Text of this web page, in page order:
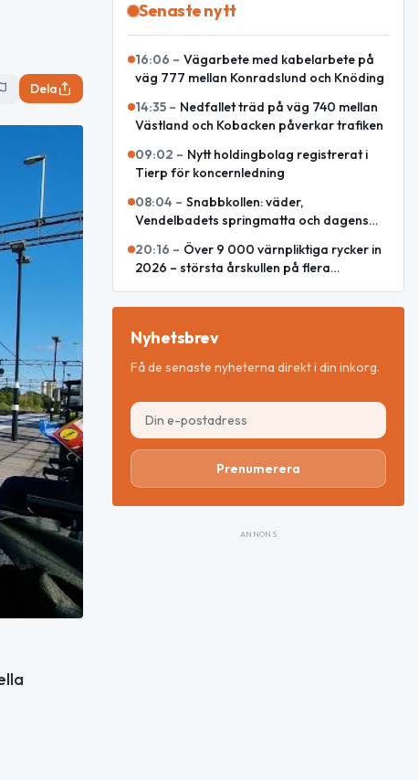
Dela
Senaste nytt
16:06 – Vägarbete med kabelarbete på
väg 777 mellan Konradslund och Knöding
14:35 – Nedfallet träd på väg 740 mellan
Västland och Kobacken påverkar trafiken
09:02 – Nytt holdingbolag registrerat i
Tierp för koncernledning
08:04 – Snabbkollen: väder,
Vendelbadets springmatta och dagens
snackisar
20:16 – Över 9 000 värnpliktiga rycker in
2026 – största årskullen på flera
Nyhetsbrev
Få de senaste nyheterna direkt i din inkorg.
Prenumerera
ANNONS